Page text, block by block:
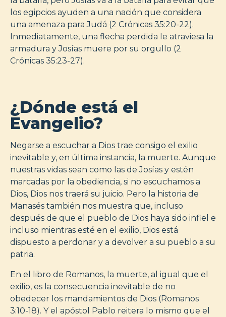
los egipcios ayuden a una nación que considera
una amenaza para Judá (2 Crónicas 35:20-22).
Inmediatamente, una flecha perdida le atraviesa la
armadura y Josías muere por su orgullo (2
Crónicas 35:23-27).
¿Dónde está el
Evangelio?
Negarse a escuchar a Dios trae consigo el exilio
inevitable y, en última instancia, la muerte. Aunque
nuestras vidas sean como las de Josías y estén
marcadas por la obediencia, si no escuchamos a
Dios, Dios nos traerá su juicio. Pero la historia de
Manasés también nos muestra que, incluso
después de que el pueblo de Dios haya sido infiel e
incluso mientras esté en el exilio, Dios está
dispuesto a perdonar y a devolver a su pueblo a su
patria.
En el libro de Romanos, la muerte, al igual que el
exilio, es la consecuencia inevitable de no
obedecer los mandamientos de Dios (Romanos
3:10-18). Y el apóstol Pablo reitera lo mismo que el